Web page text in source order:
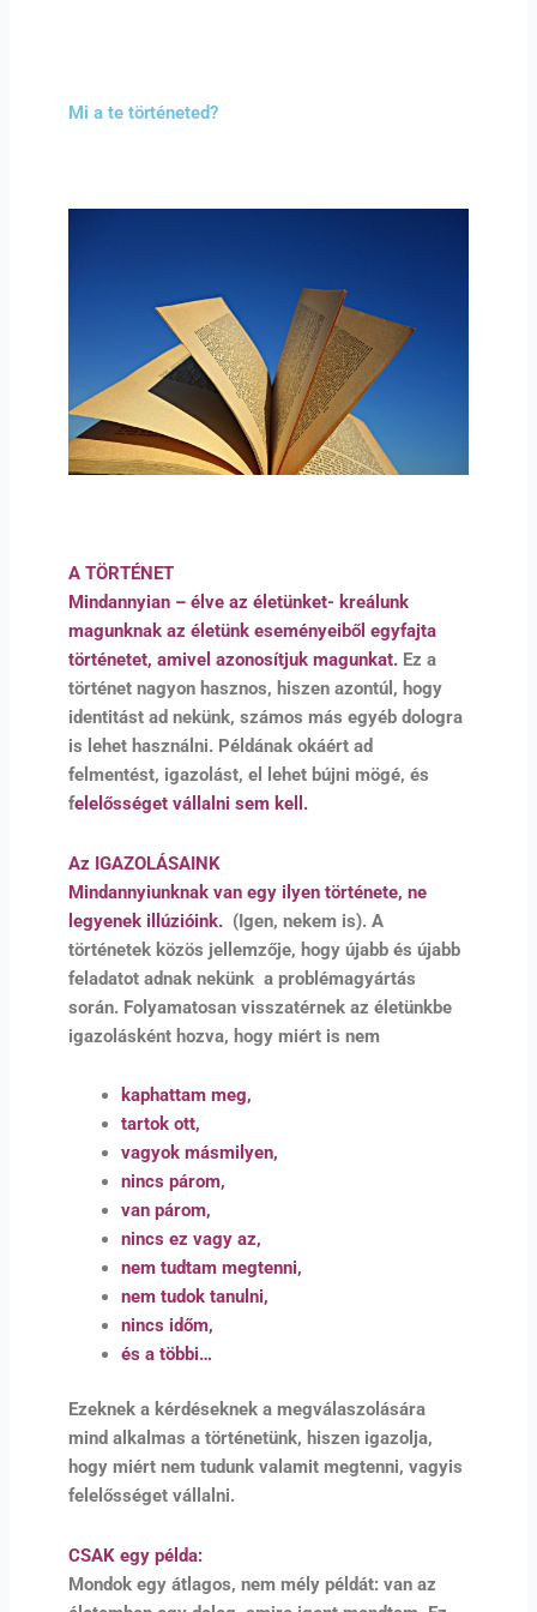
Mi a te történeted?
A TÖRTÉNET
Mindannyian – élve az életünket- kreálunk
magunknak az életünk eseményeiből egyfajta
történetet, amivel azonosítjuk magunkat. Ez a
történet nagyon hasznos, hiszen azontúl, hogy
identitást ad nekünk, számos más egyéb dologra
is lehet használni. Példának okáért ad
felmentést, igazolást, el lehet bújni mögé, és
felelősséget vállalni sem kell.
Az IGAZOLÁSAINK
Mindannyiunknak van egy ilyen története, ne
legyenek illúzióink. (Igen, nekem is). A
történetek közös jellemzője, hogy újabb és újabb
feladatot adnak nekünk a problémagyártás
során. Folyamatosan visszatérnek az életünkbe
igazolásként hozva, hogy miért is nem
kaphattam meg,
tartok ott,
vagyok másmilyen,
nincs párom,
van párom,
nincs ez vagy az,
nem tudtam megtenni,
nem tudok tanulni,
nincs időm,
és a többi…
Ezeknek a kérdéseknek a megválaszolására
mind alkalmas a történetünk, hiszen igazolja,
hogy miért nem tudunk valamit megtenni, vagyis
felelősséget vállalni.
CSAK egy példa:
Mondok egy átlagos, nem mély példát: van az